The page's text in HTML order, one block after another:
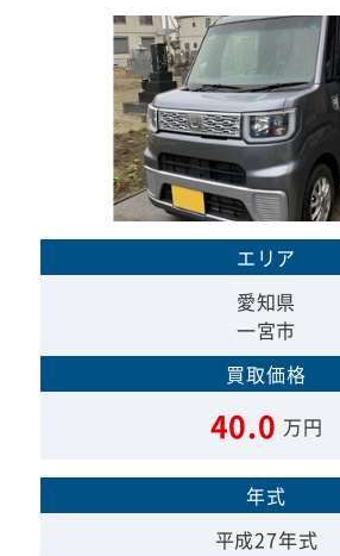
エリア
愛知県
一宮市
買取価格
40.0 万円
年式
平成27年式